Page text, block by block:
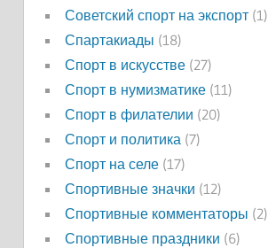
Советский спорт на экспорт(1)
Спартакиады (18)
Спорт в искусстве(27)
Спорт в нумизматике(11)
Спорт в филателии (20)
Спорт и политика (7)
Спорт на селе(17)
Спортивные значки (12)
Спортивные комментаторы (2)
Спортивные праздники (6)